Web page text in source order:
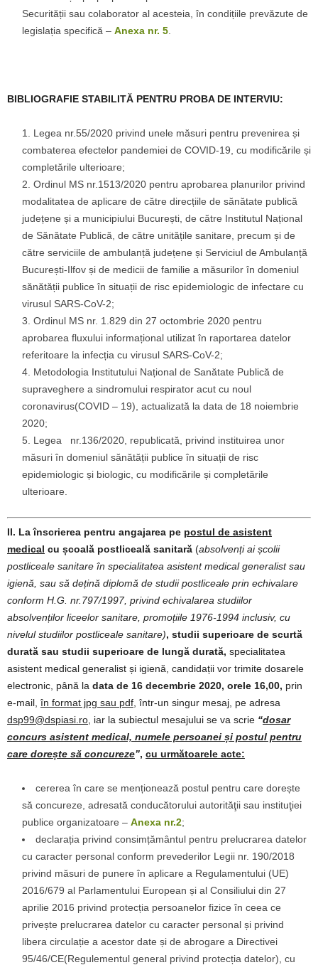
Securității sau colaborator al acesteia, în condițiile prevăzute de
legislația specifică – Anexa nr. 5
BIBLIOGRAFIE STABILITĂ PENTRU PROBA DE INTERVIU:
Legea nr.55/2020 privind unele măsuri pentru prevenirea și
combaterea efectelor pandemiei de COVID-19, cu modificările și
completările ulterioare;
Ordinul MS nr.1513/2020 pentru aprobarea planurilor privind
modalitatea de aplicare de către direcțiile de sănătate publică
județene și a municipiului București, de către Institutul Național
de Sănătate Publică, de către unitățile sanitare, precum și de
către serviciile de ambulanță județene și Serviciul de Ambulanță
București-Ilfov și de medicii de familie a măsurilor în domeniul
sănătății publice în situații de risc epidemiologic de infectare cu
virusul SARS-CoV-2;
Ordinul MS nr. 1.829 din 27 octombrie 2020 pentru
aprobarea fluxului informațional utilizat în raportarea datelor
referitoare la infecția cu virusul SARS-CoV-2;
Metodologia Institutului Național de Sanătate Publică de
supraveghere a sindromului respirator acut cu noul
coronavirus(COVID – 19), actualizată la data de 18 noiembrie
2020;
Legea nr.136/2020, republicată, privind instituirea unor
măsuri în domeniul sănătății publice în situații de risc
epidemiologic și biologic, cu modificările și completările
ulterioare.
II. La înscrierea pentru angajarea pe postul de asistent
medical cu școală postliceală sanitară (absolvenți aișcolii
postliceale sanitare în specialitatea asistent medical generalist sau
igienă, sau să dețină diplomă de studii postliceale prin echivalare
conform H.G. nr.797/1997, privind echivalarea studiilor
absolvenților liceelor sanitare, promoțiile 1976-1994 inclusiv, cu
nivelul studiilor postliceale sanitare), studii superioare de scurtă
durată sau studii superioare de lungă durată, specialitatea
asistent medical generalist și igienă, candidații vor trimite dosarele
electronic, până la data de 16 decembrie 2020, orele 16,00, prin
e-mail, în format jpg sau pdf , într-un singur mesaj, pe adresa
dsp99@dspiasi.ro, iar la subiectul mesajului se va scrie “dosar
concurs asistent medical, numele persoanei și postul pentru
care dorește să concureze”, cu următoarele acte:
cererea în care se menționează postul pentru care dorește
să concureze, adresată conducătorului autorităţii sau instituţiei
publice organizatoare – Anexa nr.2;
declarația privind consimțământul pentru prelucrarea datelor
cu caracter personal conform prevederilor Legii nr. 190/2018
privind măsuri de punere în aplicare a Regulamentului (UE)
2016/679 al Parlamentului European și al Consiliului din 27
aprilie 2016 privind protecția persoanelor fizice în ceea ce
privește prelucrarea datelor cu caracter personal și privind
libera circulație a acestor date și de abrogare a Directivei
95/46/CE(Regulementul general privind protecția datelor), cu